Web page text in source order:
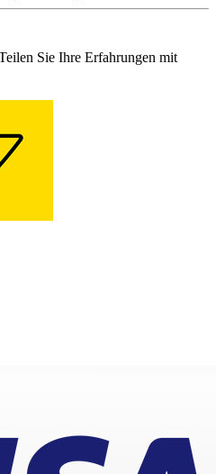
Sie Ihre Erfahrungen mit